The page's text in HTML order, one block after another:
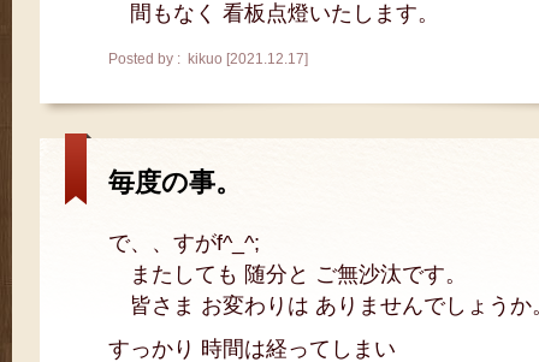
間もなく 看板点燈いたします。
Posted by : kikuo [2021.12.17]
毎度の事。
で、、すがf^_^;
またしても 随分と ご無沙汰です。
皆さま お変わりは ありませんでしょうか
すっかり 時間は経ってしまい